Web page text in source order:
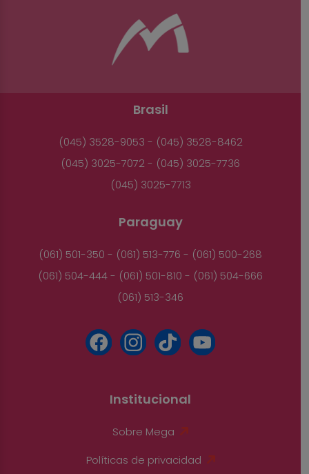
Brasil
(045) 3528-9053 - (045) 3528-8462
(045) 3025-7072 - (045) 3025-7736
(045) 3025-7713
Paraguay
(061) 501-350 - (061) 513-776 - (061) 500-268
(061) 504-444 - (061) 501-810 - (061) 504-666
(061) 513-346
Institucional
Sobre Mega
Políticas de privacidad